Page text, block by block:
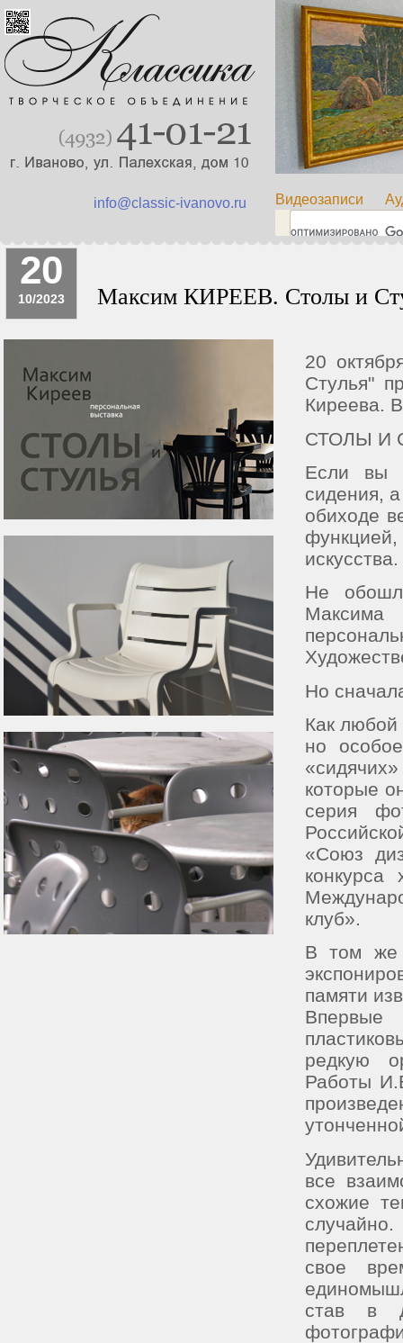
info@classic-ivanovo.ru Видеозаписи
20
10/2023 Максим КИРЕЕВ. Столы и
20
Стулья"
Киреева.
СТОЛЫ И
Если вы
сидения,
обиходе
искусства.
Не
Но
Как любой
но
которые
серия
«Союз
клуб».
В том же
памяти
Впервые
редкую
Работы
все
схожие
свое
став в